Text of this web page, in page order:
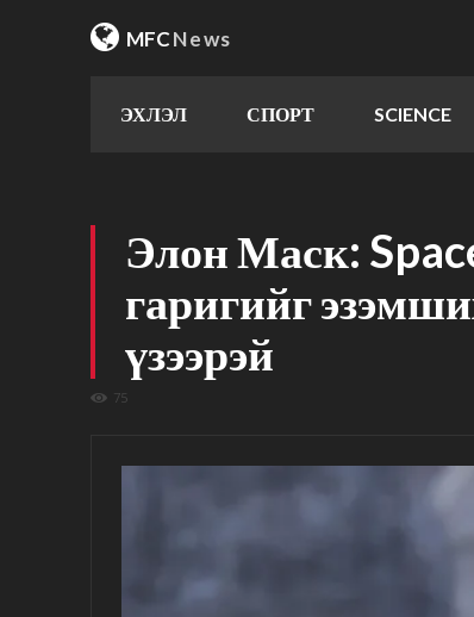
MFCNews
ЭХЛЭЛ СПОРТ SCIENCE
Элон Маск:
гаригийг
үзээрэй
75